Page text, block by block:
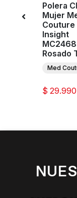
Polera
Mujer
Couture
Insight
MC2468
Rosado
Med
$ 29.990